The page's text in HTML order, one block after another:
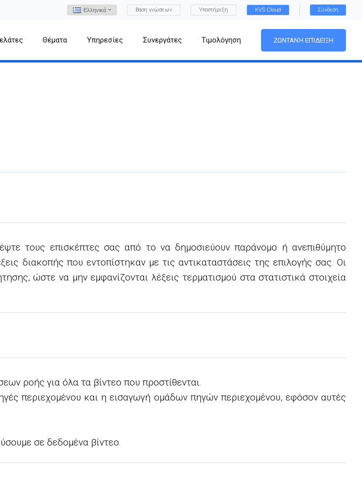
Ελληνικά Βάση γνώσεων Υποστήριξη KVS Cloud Σύνδεση
Θέματα Υπηρεσίες Συνεργάτες Τιμολόγηση ΖΩΝΤΑΝΉ ΕΠΊΔΕΙΞΗ
τους επισκέπτες σας από το να δημοσιεύουν παράνομο ή ανεπιθύμητο
διακοπής που εντοπίστηκαν με τις αντικαταστάσεις της επιλογής σας. Οι
ώστε να μην εμφανίζονται λέξεις τερματισμού στα στατιστικά στοιχεία
ροής για όλα τα βίντεο που προστίθενται.
περιεχομένου και η εισαγωγή ομάδων πηγών περιεχομένου, εφόσον αυτές
σε δεδομένα βίντεο.